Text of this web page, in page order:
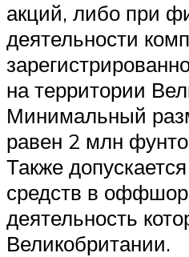
акций, либо при
деятельности
на территории
Минимальный
равен 2 млн
Также
средств в
деятельность
Великобритании.